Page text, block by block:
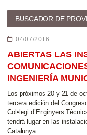
BUSCADOR DE
04/07/2016
ABIERTAS LAS
INGENIERÍA
Los próximos 20 y 21 de
tercera edición del
Col•legi d’Enginyers
tendrá lugar en las
Catalunya.